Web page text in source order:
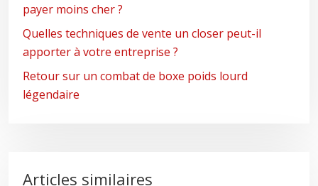
payer moins cher ?
Quelles techniques de vente un closer peut-il
apporter à votre entreprise ?
Retour sur un combat de boxe poids lourd
légendaire
Articles similaires